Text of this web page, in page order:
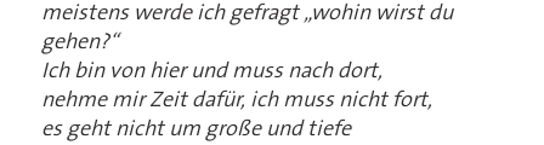
meistens werde ich gefragt „wohin wirst du
gehen?“
Ich bin von hier und muss nach dort,
nehme mir Zeit dafür, ich muss nicht fort,
es geht nicht um große und tiefe